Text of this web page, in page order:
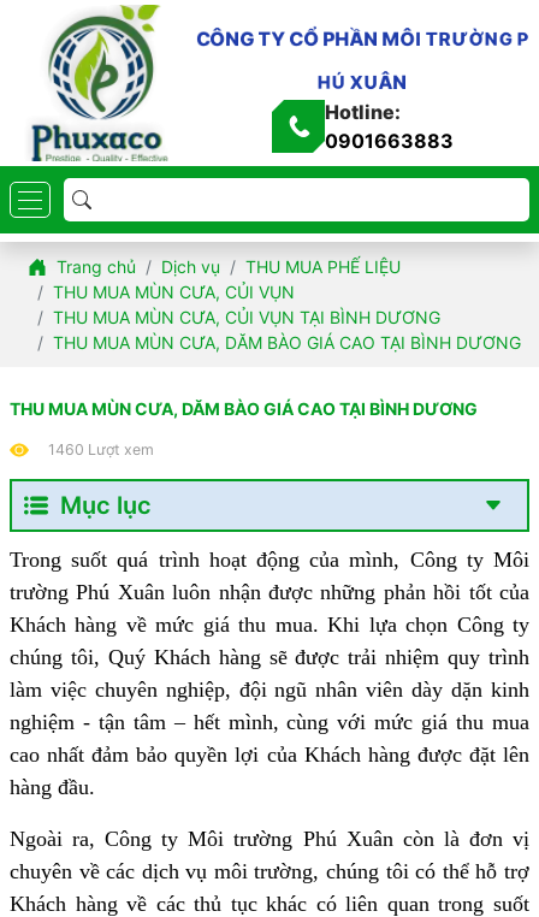
CÔNG TY CỔ PHẦN MÔI TRƯỜNG P
HÚ XUÂN
Hotline:
0901663883
Trang chủ Dịch vụ
THU MUA PHẾ LIỆU
THU MUA MÙN CƯA, CỦI VỤN
THU MUA MÙN CƯA, CỦI VỤN TẠI BÌNH DƯƠNG
THU MUA MÙN CƯA, DĂM BÀO GIÁ CAO TẠI BÌNH DƯƠNG
THU MUA MÙN CƯA, DĂM BÀO GIÁ CAO TẠI BÌNH DƯƠNG
1460 Lượt xem
Mục lục
Trong suốt quá trình hoạt động của mình, Công ty Môi
trường Phú Xuân luôn nhận được những phản hồi tốt của
Khách hàng về mức giá thu mua. Khi lựa chọn Công ty
chúng tôi, Quý Khách hàng sẽ được trải nhiệm quy trình
làm việc chuyên nghiệp, đội ngũ nhân viên dày dặn kinh
nghiệm - tận tâm – hết mình, cùng với mức giá thu mua
cao nhất đảm bảo quyền lợi của Khách hàng được đặt lên
hàng đầu.
Ngoài ra, Công ty Môi trường Phú Xuân còn là đơn vị
chuyên về các dịch vụ môi trường, chúng tôi có thể hỗ trợ
Khách hàng về các thủ tục khác có liên quan trong suốt